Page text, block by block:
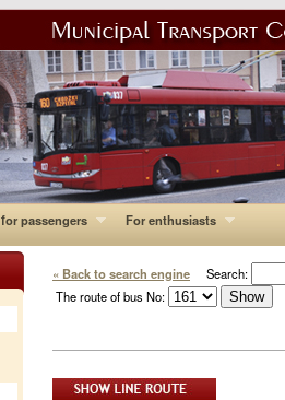
passengers For enthusiasts
« Back to search engine Search:
The route of bus No: